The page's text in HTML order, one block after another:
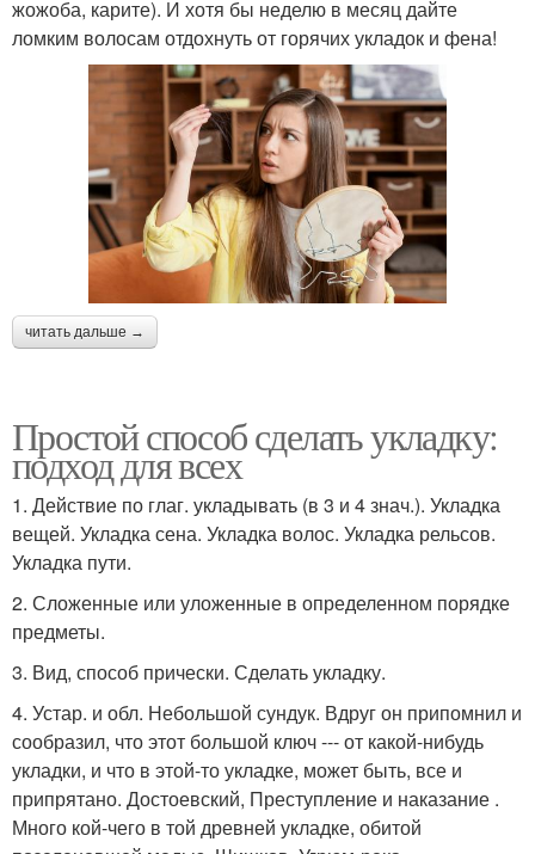
жожоба, карите). И хотя бы неделю в месяц дайте
ломким волосам отдохнуть от горячих укладок и фена!
читать дальше →
Простой способ сделать укладку:
подход для всех
1. Действие по глаг. укладывать (в 3 и 4 знач.). Укладка
вещей. Укладка сена. Укладка волос. Укладка рельсов.
Укладка пути.
2. Сложенные или уложенные в определенном порядке
предметы.
3. Вид, способ прически. Сделать укладку.
4. Устар. и обл. Небольшой сундук. Вдруг он припомнил и
сообразил, что этот большой ключ --- от какой-нибудь
укладки, и что в этой-то укладке, может быть, все и
припрятано. Достоевский, Преступление и наказание .
Много кой-чего в той древней укладке, обитой